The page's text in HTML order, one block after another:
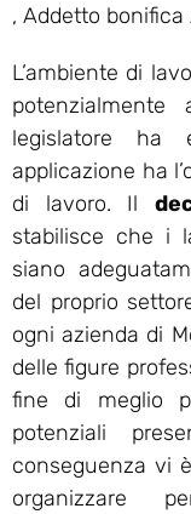
, Addetto bonifica
L’ambiente di
legislatore ha
applicazione ha
di lavoro. Il
stabilisce che i
siano
del proprio
ogni azienda di
delle figure
fine di meglio
potenziali
conseguenza vi
organizzare